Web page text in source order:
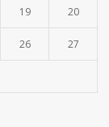
19 20
26 27